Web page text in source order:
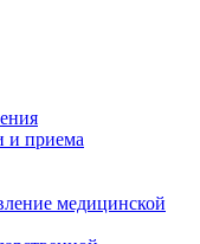
и приема
медицинской